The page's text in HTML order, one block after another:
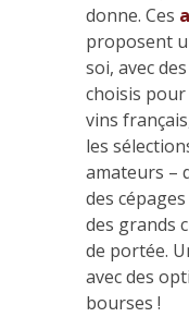
donne. Ces
proposent
soi, avec des
choisis
vins
les
amateurs –
des
des grands
de portée.
avec des
bourses !